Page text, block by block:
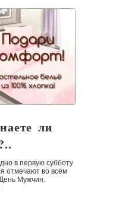
ли
в первую субботу
отмечают во всем
Мужчин.